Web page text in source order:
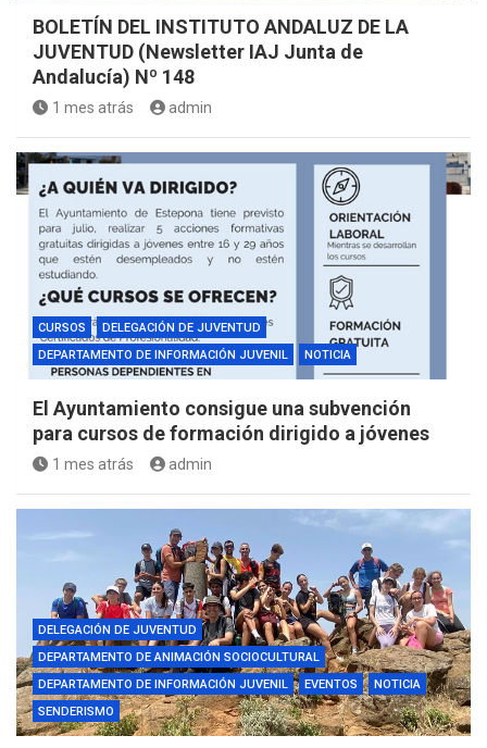
BOLETÍN DEL INSTITUTO ANDALUZ DE LA
JUVENTUD (Newsletter IAJ Junta de
Andalucía) Nº 148
1 mes atrás admin
CURSOS
DELEGACIÓN DE JUVENTUD
DEPARTAMENTO DE INFORMACIÓN JUVENIL
NOTICIA
El Ayuntamiento consigue una subvención
para cursos de formación dirigido a jóvenes
1 mes atrás admin
DELEGACIÓN DE JUVENTUD
DEPARTAMENTO DE ANIMACIÓN SOCIOCULTURAL
DEPARTAMENTO DE INFORMACIÓN JUVENIL
EVENTOS
NOTICIA
SENDERISMO